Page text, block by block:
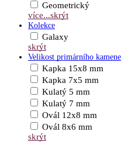
Geometrický
více...skrýt
Kolekce
Galaxy
skrýt
Velikost primárního kamene
Kapka 15x8 mm
Kapka 7x5 mm
Kulatý 5 mm
Kulatý 7 mm
Ovál 12x8 mm
Ovál 8x6 mm
skrýt